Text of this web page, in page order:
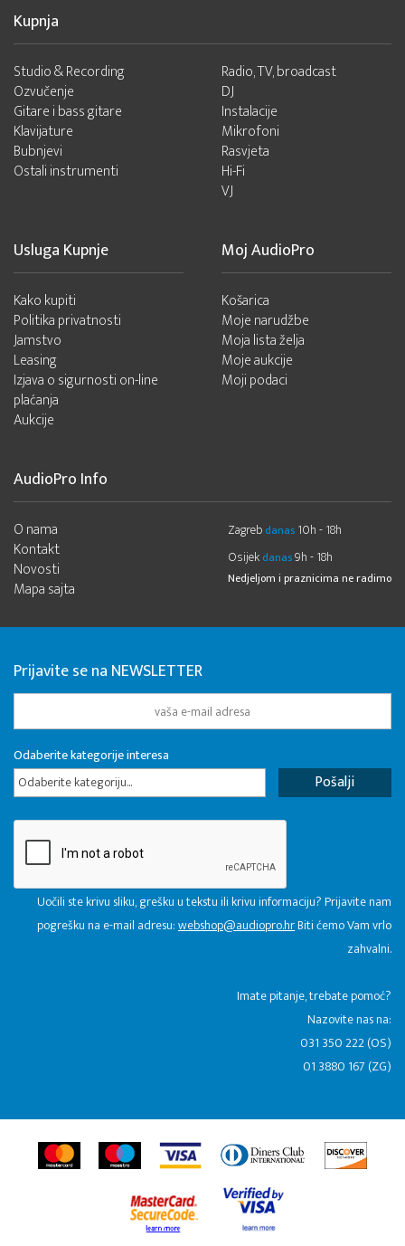
Kupnja
Studio & Recording
Ozvučenje
Gitare i bass gitare
Klavijature
Bubnjevi
Ostali instrumenti
Radio, TV, broadcast
DJ
Instalacije
Mikrofoni
Rasvjeta
Hi-Fi
VJ
Usluga Kupnje
Kako kupiti
Politika privatnosti
Jamstvo
Leasing
Izjava o sigurnosti on-line
plaćanja
Aukcije
Moj AudioPro
Košarica
Moje narudžbe
Moja lista želja
Moje aukcije
Moji podaci
AudioPro Info
O nama
Kontakt
Novosti
Mapa sajta
Zagreb danas 10h - 18h
Osijek danas9h - 18h
Nedjeljom i praznicima ne radimo
Prijavite se na NEWSLETTER
Odaberite kategorije interesa
Odaberite kategoriju...
Uočili ste krivu sliku, grešku u tekstu ili krivu informaciju? Prijavite nam
pogrešku na e-mail adresu:webshop@audiopro.hrBiti ćemo Vam vrlo
zahvalni.
​Imate pitanje, trebate pomoć?
Nazovite nas na:
031 350 222 (OS)
01 3880 167 (ZG)